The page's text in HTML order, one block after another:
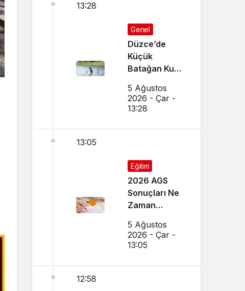
13:28
Genel
Düzce’de
Küçük
Batağan Kuşu
5 Ağustos
2026 - Çar -
13:28
13:05
Eğitim
2026 AGS
Sonuçları Ne
Zaman
Sonuçlar
Nereden
5 Ağustos
2026 - Çar -
13:05
12:58